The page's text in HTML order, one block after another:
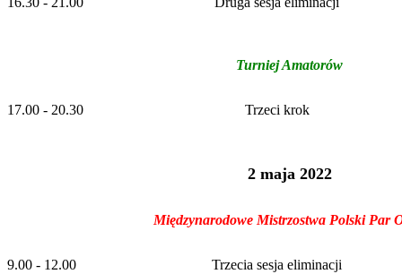
Turniej Amatorów
17.00 - 20.30 Trzeci krok
2 maja 2022
Międzynarodowe Mistrzostwa Polski Par
9.00 - 12.00 Trzecia sesja eliminacji